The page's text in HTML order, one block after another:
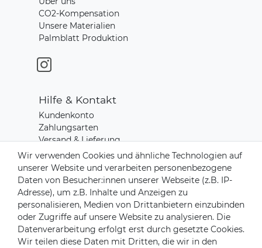
CO2-Kompensation
Unsere Materialien
Palmblatt Produktion
Hilfe & Kontakt
Kundenkonto
Zahlungsarten
Versand & Lieferung
Rücksendungen
Kontakt zu uns
Zahlungsanbieter
Wir verwenden Cookies und ähnliche Technologien auf
unserer Website und verarbeiten personenbezogene
Daten von Besucher:innen unserer Webseite (z.B. IP-
Adresse), um z.B. Inhalte und Anzeigen zu
personalisieren, Medien von Drittanbietern einzubinden
oder Zugriffe auf unsere Website zu analysieren. Die
Datenverarbeitung erfolgt erst durch gesetzte Cookies.
Wir teilen diese Daten mit Dritten, die wir in den